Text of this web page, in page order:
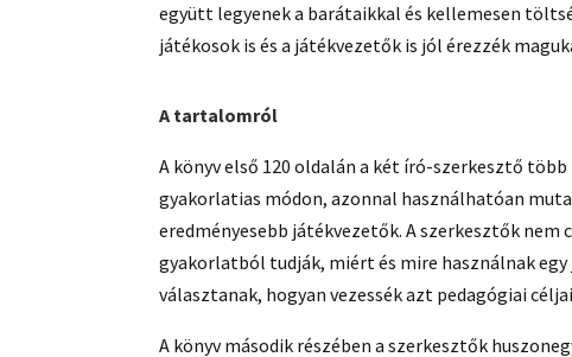
együtt legyenek a barátaikkal és kellemesen
játékosok is és a játékvezetők is jól érezzék
A tartalomról
A könyv első 120 oldalán a két író-szerkesztő
gyakorlatias módon, azonnal használhatóan
eredményesebb játékvezetők. A szerkesztők
gyakorlatból tudják, miért és mire használnak
választanak, hogyan vezessék azt pedagógiai
A könyv második részében a szerkesztők